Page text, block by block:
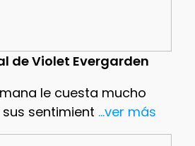
de Violet Evergarden
le cuesta mucho
sentimient ...ver más